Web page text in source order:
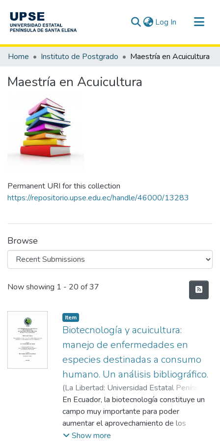
Log In (current)
Communities & Collections
Statistics
Home Instituto de Postgrado Maestría en Acuicultura
Maestría en Acuicultura
Permanent URI for this collection
https://repositorio.upse.edu.ec/handle/46000/13283
Browse
Recent Submissions
Now showing 1 - 20 of 37
Item
Biotecnología y acuicultura:
manejo de enfermedades en
especies destinadas a consumo
humano. Un análisis bibliográfico.
(La Libertad: Universidad Estatal Península
de Santa Elena, 2026,2026-05-12)
Valverde Asanza, Angie Zamira;Mendoza
Lombana, Sonnya Patricia
En Ecuador, la biotecnología constituye un
campo muy importante para poder
aumentar el aprovechamiento de los
recursos marinos, ofreciendo alternativas
Show more